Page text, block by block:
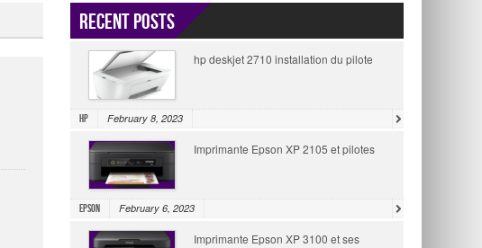
Recent Posts
hp deskjet 2710 installation du pilote
HP February 8, 2023
Imprimante Epson XP 2105 et pilotes
Epson February 6, 2023
Imprimante Epson XP 3100 et ses